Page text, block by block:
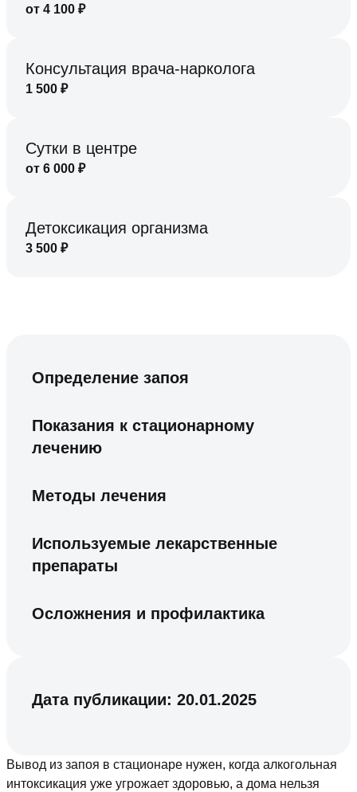
от 4 100 ₽
Консультация врача-нарколога
1 500 ₽
Сутки в центре
от 6 000 ₽
Детоксикация организма
3 500 ₽
Определение запоя
Показания к стационарному
лечению
Методы лечения
Используемые лекарственные
препараты
Осложнения и профилактика
Дата публикации: 20.01.2025
Вывод из запоя в стационаре нужен, когда алкогольная
интоксикация уже угрожает здоровью, а дома нельзя